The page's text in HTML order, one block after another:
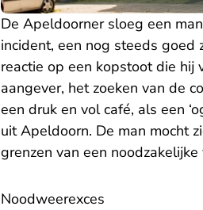
De Apeldoorner sloeg een
incident, een nog steeds
reactie op een kopstoot die hij
aangever, het zoeken van de
een druk en vol café, als een
uit Apeldoorn. De man mocht
grenzen van een
Noodweerexces